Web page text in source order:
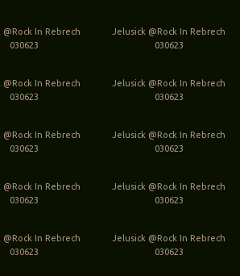
@Rock In Rebrech
030623
Jelusick @Rock In Rebrech
030623
@Rock In Rebrech
030623
Jelusick @Rock In Rebrech
030623
@Rock In Rebrech
030623
Jelusick @Rock In Rebrech
030623
@Rock In Rebrech
030623
Jelusick @Rock In Rebrech
030623
@Rock In Rebrech
030623
Jelusick @Rock In Rebrech
030623